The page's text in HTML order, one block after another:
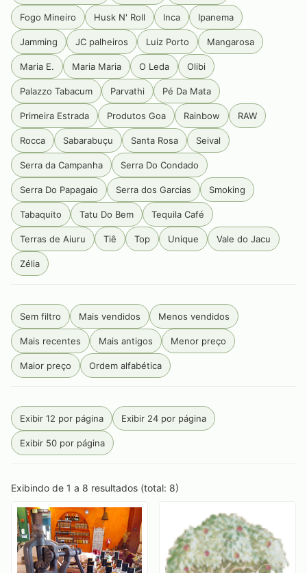
Fogo Mineiro Husk N' Roll Inca Ipanema
Jamming JC palheiros Luiz Porto Mangarosa
Maria E. Maria Maria O Leda Olibi
Palazzo Tabacum Parvathi Pé Da Mata
Primeira Estrada Produtos Goa Rainbow RAW
Rocca Sabarabuçu Santa Rosa Seival
Serra da Campanha Serra Do Condado
Serra Do Papagaio Serra dos Garcias Smoking
Tabaquito Tatu Do Bem Tequila Café
Terras de Aiuru Tiê Top Unique Vale do Jacu
Zélia
Sem filtro Mais vendidos Menos vendidos
Mais recentes Mais antigos Menor preço
Maior preço Ordem alfabética
Exibir 12 por página Exibir 24 por página
Exibir 50 por página
Exibindo de 1 a 8 resultados (total: 8)